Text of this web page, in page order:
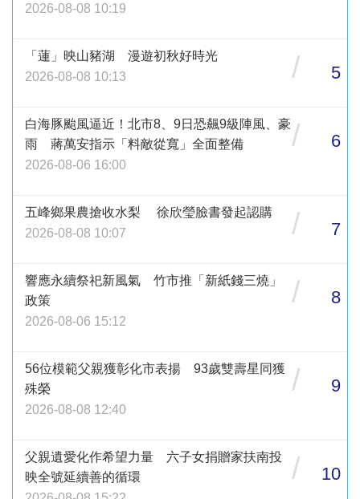
2026-08-08 10:19
「蓮」映山豬湖 漫遊初秋好時光
2026-08-08 10:13
/ 5
白海豚颱風逼近！北市8、9日恐飆9級陣風、豪
雨 蔣萬安指示「料敵從寬」全面整備
2026-08-06 16:00
/ 6
五峰鄉果農搶收水梨 徐欣瑩臉書發起認購
2026-08-08 10:07
/ 7
響應永續祭祀新風氣 竹市推「新紙錢三燒」
政策
2026-08-06 15:12
/ 8
56位模範父親獲彰化市表揚 93歲雙壽星同獲
殊榮
2026-08-08 12:40
/ 9
父親遺愛化作希望力量 六子女捐贈家扶南投
映全號延續善的循環
/ 10